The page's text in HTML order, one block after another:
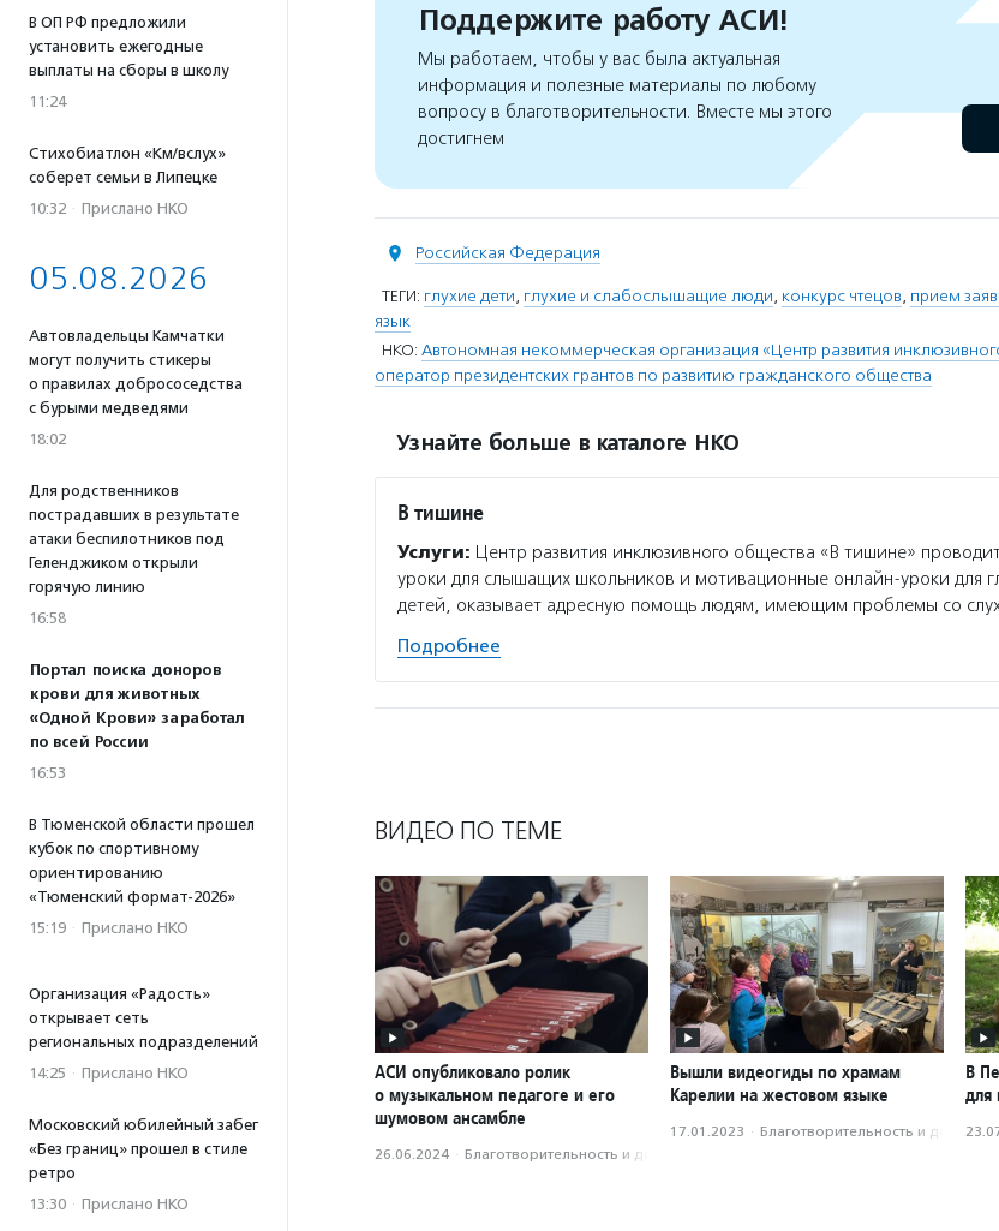
В ОП РФ предложили
установить ежегодные
выплаты на сборы в школу
11:24
Стихобиатлон «Км/вслух»
соберет семьи в Липецке
10:32 · Прислано НКО
05.08.2026
Автовладельцы Камчатки
могут получить стикеры
о правилах добрососедства
с бурыми медведями
18:02
Для родственников
пострадавших в результате
атаки беспилотников под
Геленджиком открыли
горячую линию
16:58
Портал поиска доноров
крови для животных
«Одной Крови» заработал
по всей России
16:53
В Тюменской области прошел
кубок по спортивному
ориентированию
«Тюменский формат-2026»
15:19 · Прислано НКО
Организация «Радость»
открывает сеть
региональных подразделений
14:25 · Прислано НКО
Московский юбилейный забег
«Без границ» прошел в стиле
ретро
13:30 · Прислано НКО
Поддержите работу АСИ!
Мы работаем, чтобы у вас была актуальная
информация и полезные материалы по любому
вопросу в благотворительности. Вместе мы этого
достигнем
Российская Федерация
ТЕГИ: глухие дети, глухие и слабослышащие люди, конкурс чтецов, прием
язык
НКО: Автономная некоммерческая организация «Центр развития
оператор президентских грантов по развитию гражданского общества
Узнайте больше в каталоге НКО
В тишине
Услуги: Центр развития инклюзивного общества «В тишине»
уроки для слышащих школьников и мотивационные онлайн-уроки для
детей, оказывает адресную помощь людям, имеющим проблемы со
Подробнее
ВИДЕО ПО ТЕМЕ
АСИ опубликовало ролик
о музыкальном педагоге и его
шумовом ансамбле
26.06.2024 · Благотвори­тель­ность и доброволь­чест­во
Вышли видеогиды по храмам
Карелии на жестовом языке
17.01.2023 · Благотвори­тель­ность и
В
для